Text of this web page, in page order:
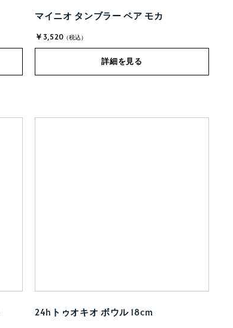
マイニオ タンブラー ペア モカ
￥3,520 (税込)
詳細を見る
24hトゥオキオ ボウル 18cm